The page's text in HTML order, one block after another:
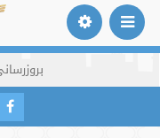
بروزرسانی